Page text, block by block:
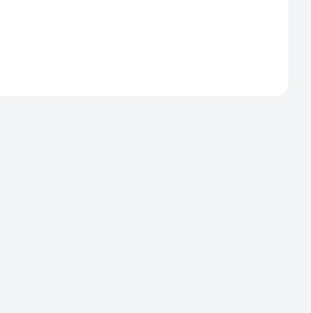
ないか と自問自